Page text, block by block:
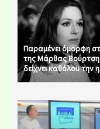
Παραμένει όμορφη
της Μάρθας Βούρτση
δείχνει καθόλου την